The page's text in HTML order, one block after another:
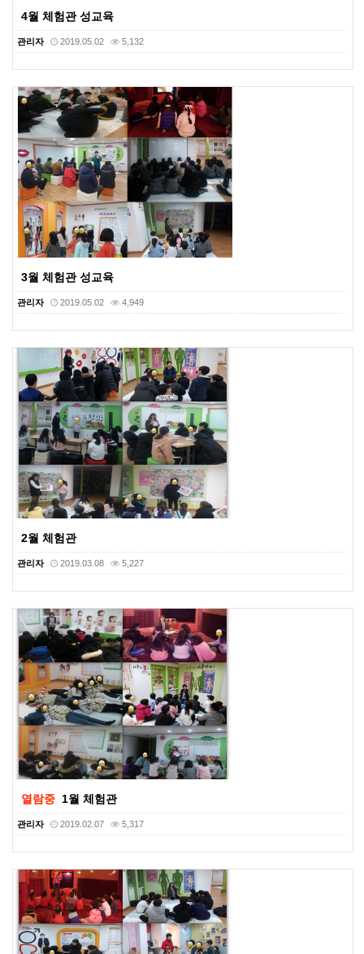
4월 체험관 성교육
관리자 2019.05.02 5,132
3월 체험관 성교육
관리자 2019.05.02 4,949
2월 체험관
관리자 2019.03.08 5,227
열람중 1월 체험관
관리자 2019.02.07 5,317